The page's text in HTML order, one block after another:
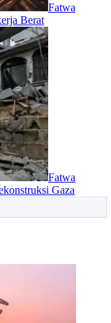
Fatwa
Berat
Fatwa
Gaza